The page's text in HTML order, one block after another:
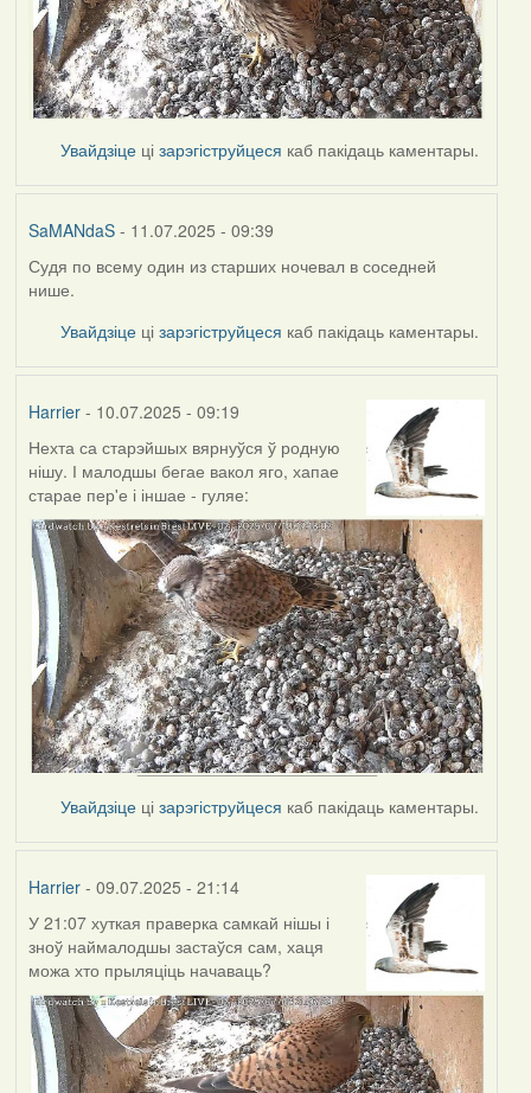
Увайдзіце цізарэгіструйцеся каб пакідаць каментары.
SaMANdaS- 11.07.2025 - 09:39
Судя по всему один из старших ночевал в соседней
нише.
Увайдзіце цізарэгіструйцеся каб пакідаць каментары.
Harrier- 10.07.2025 - 09:19
Нехта са старэйшых вярнуўся ў родную
нішу. І малодшы бегае вакол яго, хапае
старае пер'е і іншае - гуляе:
Увайдзіце цізарэгіструйцеся каб пакідаць каментары.
Harrier- 09.07.2025 - 21:14
У 21:07 хуткая праверка самкай нішы і
зноў наймалодшы застаўся сам, хаця
можа хто прыляціць начаваць?